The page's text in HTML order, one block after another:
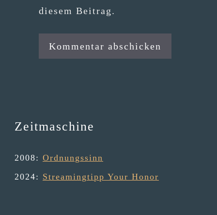
diesem Beitrag.
Zeitmaschine
2008: Ordnungssinn
2024: Streamingtipp Your Honor